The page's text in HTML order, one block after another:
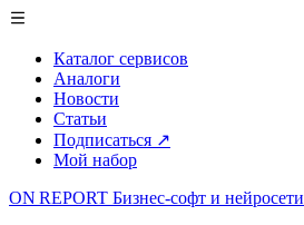
Каталог сервисов
Аналоги
Новости
Статьи
Подписаться ↗
Мой набор
ON REPORT Бизнес-софт и нейросети